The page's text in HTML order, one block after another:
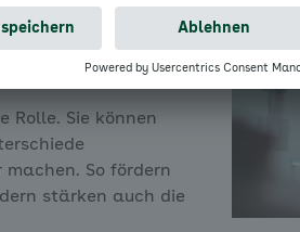
Werte wie
Ganz im
sie sich sogar.
Rolle. Sie können
So fördern
stärken auch die